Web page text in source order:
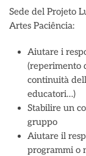
Sede del Projeto
Artes Paciência:
Aiutare i
(reperimento
continuità
educatori…)
Stabilire un
gruppo
Aiutare il
programmi o